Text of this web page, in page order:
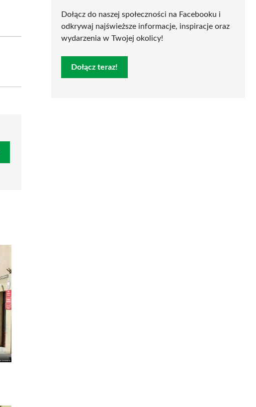
Dołącz do naszej społeczności na Facebooku i
odkrywaj najświeższe informacje, inspiracje oraz
wydarzenia w Twojej okolicy!
Dołącz teraz!